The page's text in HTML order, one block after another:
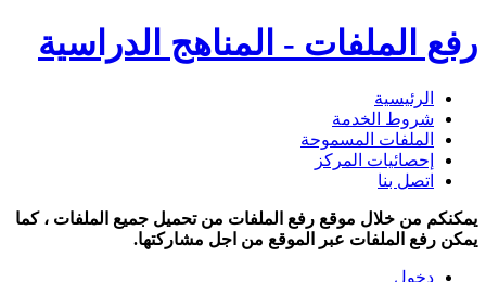
رفع الملفات - المناهج الدراسية
الرئيسية
شروط الخدمة
الملفات المسموحة
إحصائيات المركز
اتصل بنا
يمكنكم من خلال موقع رفع الملفات من تحميل جميع الملفات ، كما
يمكن رفع الملفات عبر الموقع من اجل مشاركتها.
دخول